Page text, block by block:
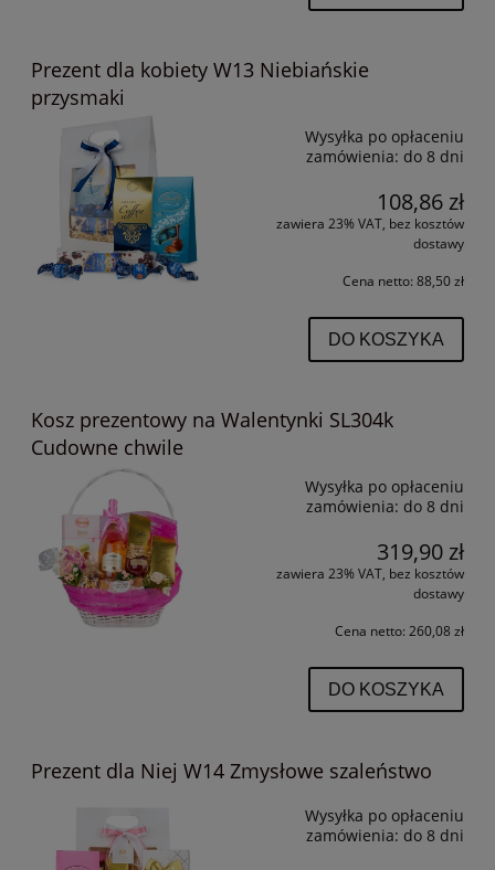
Prezent dla kobiety W13 Niebiańskie
przysmaki
Wysyłka po opłaceniu
zamówienia: do 8 dni
108,86 zł
zawiera 23% VAT, bez kosztów
dostawy
Cena netto: 88,50 zł
DO KOSZYKA
Kosz prezentowy na Walentynki SL304k
Cudowne chwile
Wysyłka po opłaceniu
zamówienia: do 8 dni
319,90 zł
zawiera 23% VAT, bez kosztów
dostawy
Cena netto: 260,08 zł
DO KOSZYKA
Prezent dla Niej W14 Zmysłowe szaleństwo
Wysyłka po opłaceniu
zamówienia: do 8 dni